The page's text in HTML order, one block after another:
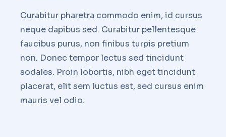
Curabitur pharetra commodo enim, id cursus
neque dapibus sed. Curabitur pellentesque
faucibus purus, non finibus turpis pretium
non. Donec tempor lectus sed tincidunt
sodales. Proin lobortis, nibh eget tincidunt
placerat, elit sem luctus est, sed cursus enim
mauris vel odio.